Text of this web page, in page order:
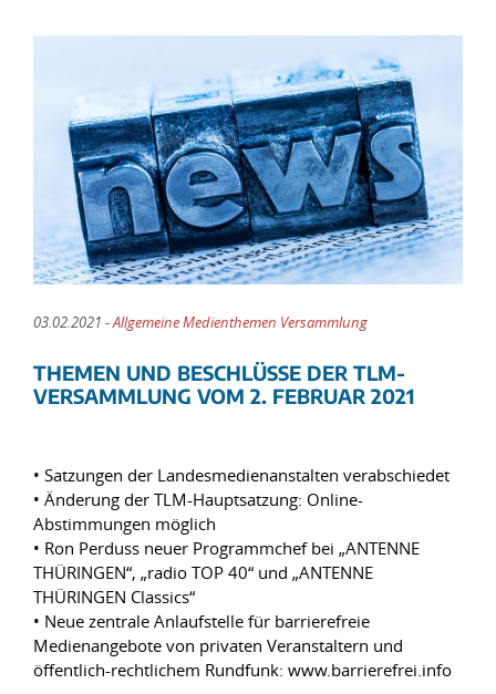
03.02.2021 -Allgemeine Medienthemen Versammlung
THEMEN UND BESCHLÜSSE DER TLM-
VERSAMMLUNG VOM 2. FEBRUAR 2021
• Satzungen der Landesmedienanstalten verabschiedet
• Änderung der TLM-Hauptsatzung: Online-
Abstimmungen möglich
• Ron Perduss neuer Programmchef bei „ANTENNE
THÜRINGEN“, „radio TOP 40“ und „ANTENNE
THÜRINGEN Classics“
• Neue zentrale Anlaufstelle für barrierefreie
Medienangebote von privaten Veranstaltern und
öffentlich-rechtlichem Rundfunk: www.barrierefrei.info